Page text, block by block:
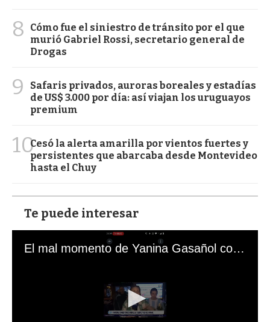
8
Cómo fue el siniestro de tránsito por el que
murió Gabriel Rossi, secretario general de
Drogas
9
Safaris privados, auroras boreales y estadías
de US$ 3.000 por día: así viajan los uruguayos
premium
10Cesó la alerta amarilla por vientos fuertes y
persistentes que abarcaba desde Montevideo
hasta el Chuy
Te puede interesar
El mal momento de Yanina Gasañol con un hincha argentino en "Subrayado"